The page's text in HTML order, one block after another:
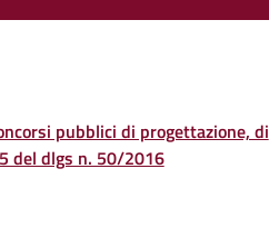
pubblici di progettazione, di
del dlgs n. 50/2016